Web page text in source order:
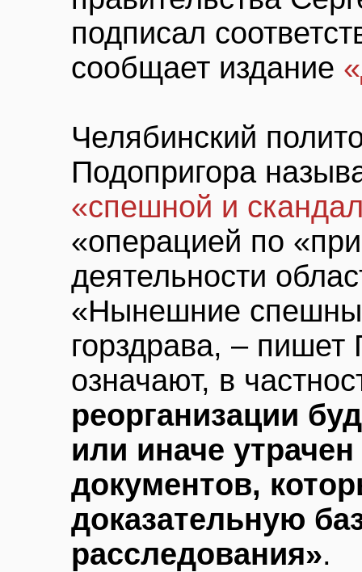
подписал
сообщает издание
Челябинский
Подопригора
«спешной и
«операцией по
деятельности
«Нынешние
горздрава, – пишет
означают, в
реорганизации
или иначе
документов,
доказательную
расследования».